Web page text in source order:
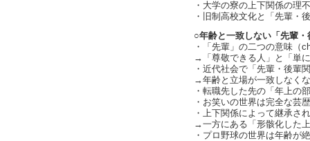
・大学の寮の上下関係の理
・旧制高校文化と「先輩・
○年齢と一致しない「先輩・
・「先輩」の二つの意味（
→「尊敬できる人」と「単
・近代社会で「先輩・後輩
→年齢と立場が一致しなく
・転職先した先の「年上の
・お笑いの世界は完全な芸
・上下関係によって継承さ
→一方にある「形骸化した
・プロ野球の世界は年齢が